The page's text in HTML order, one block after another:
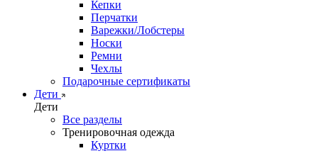
Кепки
Перчатки
Варежки/Лобстеры
Носки
Ремни
Чехлы
Подарочные сертификаты
Дети
Дети
Все разделы
Тренировочная одежда
Куртки